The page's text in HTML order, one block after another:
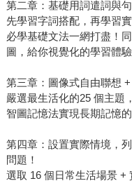
第二章：基礎用詞遣詞與句
先學習字詞搭配，再學習
必學基礎文法一網打盡！
圖，給你視覺化的學習體
第三章：圖像式自由聯想
嚴選最生活化的25 個主題
智圖記憶法實現長期記憶的
第四章：設置實際情境，
問題！
選取 16 個日常生活場景 +